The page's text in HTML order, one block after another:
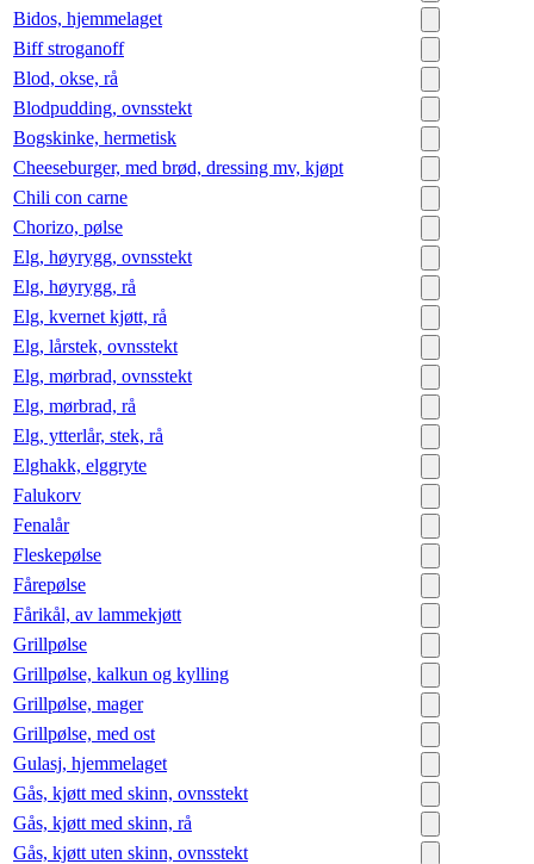
Bidos, hjemmelaget
Biff stroganoff
Blod, okse, rå
Blodpudding, ovnsstekt
Bogskinke, hermetisk
Cheeseburger, med brød, dressing mv, kjøpt
Chili con carne
Chorizo, pølse
Elg, høyrygg, ovnsstekt
Elg, høyrygg, rå
Elg, kvernet kjøtt, rå
Elg, lårstek, ovnsstekt
Elg, mørbrad, ovnsstekt
Elg, mørbrad, rå
Elg, ytterlår, stek, rå
Elghakk, elggryte
Falukorv
Fenalår
Fleskepølse
Fårepølse
Fårikål, av lammekjøtt
Grillpølse
Grillpølse, kalkun og kylling
Grillpølse, mager
Grillpølse, med ost
Gulasj, hjemmelaget
Gås, kjøtt med skinn, ovnsstekt
Gås, kjøtt med skinn, rå
Gås, kjøtt uten skinn, ovnsstekt